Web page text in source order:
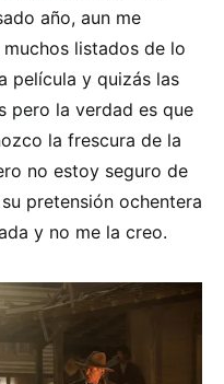
año, aun me
listados de lo
película y quizás las
pero la verdad es que
la frescura de la
no estoy seguro de
pretensión ochentera
y no me la creo.